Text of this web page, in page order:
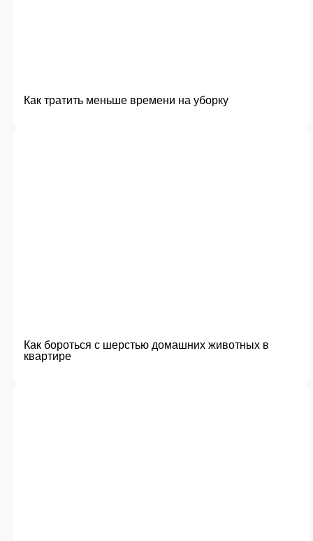
Как тратить меньше времени на уборку
Как бороться с шерстью домашних животных в
квартире